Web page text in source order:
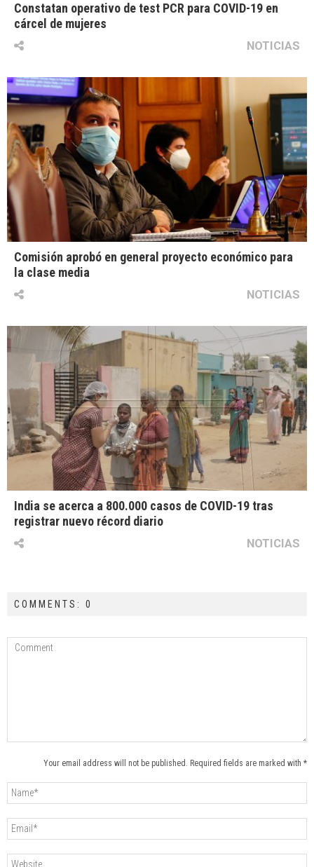
Constatan operativo de test PCR para COVID-19 en
cárcel de mujeres
NOTICIAS
Comisión aprobó en general proyecto económico para
la clase media
NOTICIAS
India se acerca a 800.000 casos de COVID-19 tras
registrar nuevo récord diario
NOTICIAS
COMMENTS: 0
Your email address will not be published. Required fields are marked with *